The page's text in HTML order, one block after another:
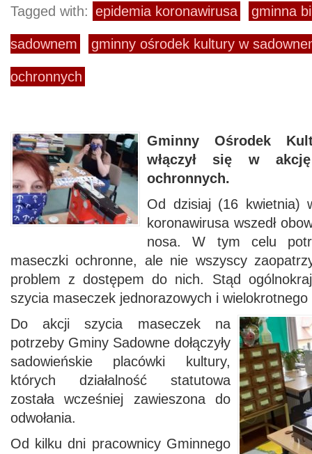
Tagged with: epidemia koronawirusa gminna
sadownem gminny ośrodek kultury w
ochronnych
Gminny Ośrodek
włączył się w
ochronnych.
Od dzisiaj (16 kwietnia)
koronawirusa wszedł
nosa. W tym celu
maseczki ochronne, ale nie wszyscy
problem z dostępem do nich. Stąd
szycia maseczek jednorazowych i
Do akcji szycia maseczek na
potrzeby Gminy Sadowne dołączyły
sadowieńskie placówki kultury,
których działalność statutowa
została wcześniej zawieszona do
odwołania.
Od kilku dni pracownicy Gminnego